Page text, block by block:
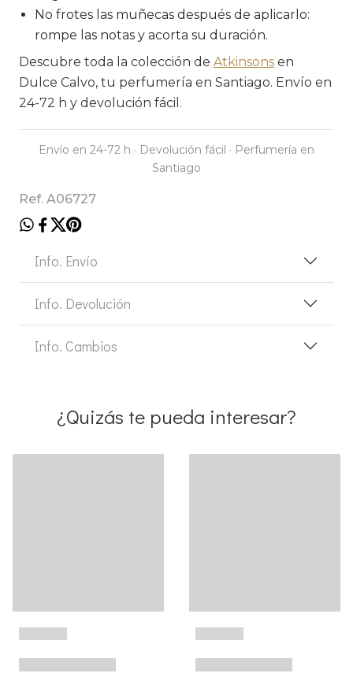
No frotes las muñecas después de aplicarlo:
rompe las notas y acorta su duración.
Descubre toda la colección de Atkinsons en
Dulce Calvo, tu perfumería en Santiago. Envío en
24-72 h y devolución fácil.
Envío en 24-72 h · Devolución fácil · Perfumería en
Santiago
Ref. A06727
Info. Envío
Info. Devolución
Info. Cambios
¿Quizás te pueda interesar?